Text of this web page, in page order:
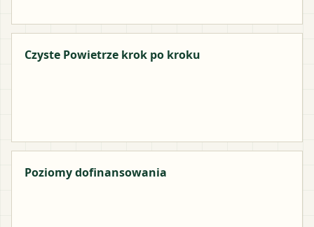
Czyste Powietrze krok po kroku
Poziomy dofinansowania